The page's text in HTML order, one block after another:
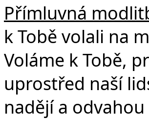
Přímluvná
k Tobě volali na
Voláme k Tobě,
uprostřed naší
nadějí a